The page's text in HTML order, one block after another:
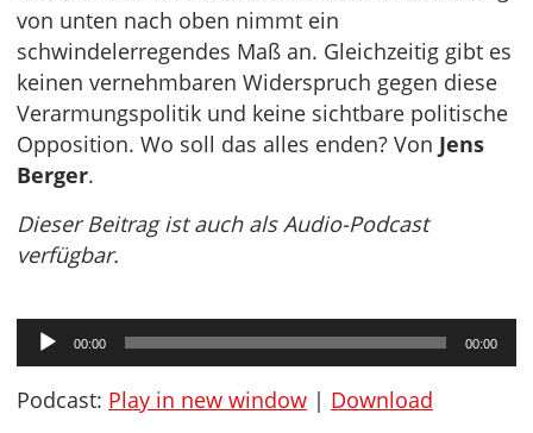
von unten nach oben nimmt ein
schwindelerregendes Maß an. Gleichzeitig gibt es
keinen vernehmbaren Widerspruch gegen diese
Verarmungspolitik und keine sichtbare politische
Opposition. Wo soll das alles enden? Von Jens
Berger.
Dieser Beitrag ist auch als Audio-Podcast
verfügbar.
Audio-
Player
00:00 00:00
Podcast: Play in new window | Download